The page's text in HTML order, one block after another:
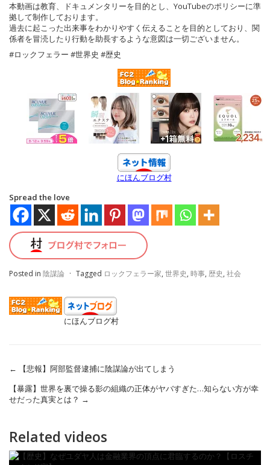
本動画は教育、ドキュメンタリーを目的とし、YouTubeのポリシーに準
拠して制作しております。
過去に起こった出来事をわかりやすく伝えることを目的としており、関
係者を冒涜したり行動を助長するような意図は一切ございません。
#ロックフェラー #世界史 #歴史
にほんブログ村
Spread the love
Posted in 陰謀論 · Tagged ロックフェラー家, 世界史, 時事, 歴史, 社会
にほんブログ村
←
【悲報】阿部監督逮捕に陰謀論が出てしまう
【暴露】世界を裏で操る影の組織の正体がヤバすぎた…知らない方が幸
せだった真実とは？ →
Related videos